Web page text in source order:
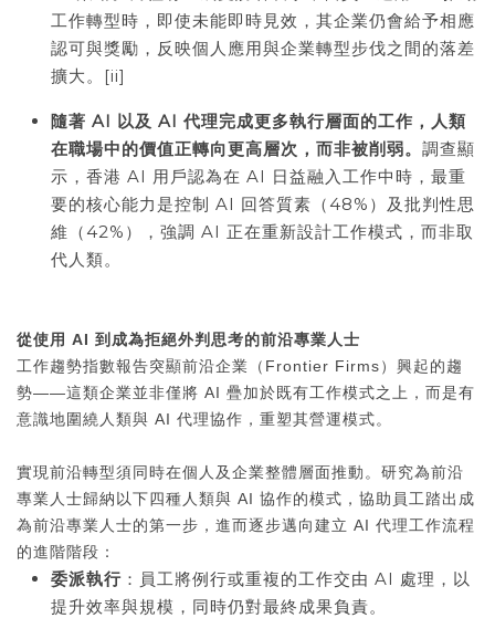
工作轉型時，即使未能即時見效，其企業仍會給予相應
認可與獎勵，反映個人應用與企業轉型步伐之間的落差
擴大。[ii]
隨著 AI 以及 AI 代理完成更多執行層面的工作，人類
在職場中的價值正轉向更高層次，而非被削弱。 調查顯
示，香港 AI 用戶認為在 AI 日益融入工作中時，最重
要的核心能力是控制 AI 回答質素（48%）及批判性思
維（42%），強調 AI 正在重新設計工作模式，而非取
代人類。
從使用 AI 到成為拒絕外判思考的前沿專業人士
工作趨勢指數報告突顯前沿企業（Frontier Firms）興起的趨
勢——這類企業並非僅將 AI 疊加於既有工作模式之上，而是有
意識地圍繞人類與 AI 代理協作，重塑其營運模式。
實現前沿轉型須同時在個人及企業整體層面推動。研究為前沿
專業人士歸納以下四種人類與 AI 協作的模式，協助員工踏出成
為前沿專業人士的第一步，進而逐步邁向建立 AI 代理工作流程
的進階階段：
委派執行 ：員工將例行或重複的工作交由 AI 處理，以
提升效率與規模，同時仍對最終成果負責。